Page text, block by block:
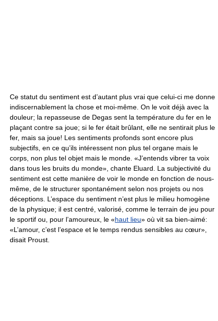
Ce statut du sentiment est d’autant plus vrai que celui-ci me donne
indiscernablement la chose et moi-même. On le voit déjà avec la
douleur; la repasseuse de Degas sent la température du fer en le
plaçant contre sa joue; si le fer était brûlant, elle ne sentirait plus le
fer, mais sa joue! Les sentiments profonds sont encore plus
subjectifs, en ce qu’ils intéressent non plus tel organe mais le
corps, non plus tel objet mais le monde. «J’entends vibrer ta voix
dans tous les bruits du monde», chante Eluard. La subjectivité du
sentiment est cette manière de voir le monde en fonction de nous-
même, de le structurer spontanément selon nos projets ou nos
déceptions. L’espace du sentiment n’est plus le milieu homogène
de la physique; il est centré, valorisé, comme le terrain de jeu pour
le sportif ou, pour l’amoureux, le «haut lieu» où vit sa bien-aimé:
«L’amour, c’est l’espace et le temps rendus sensibles au cœur»,
disait Proust.